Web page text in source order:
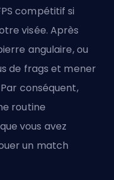
compétitif si
visée. Après
angulaire, ou
de frags et mener
conséquent,
routine
vous avez
un match